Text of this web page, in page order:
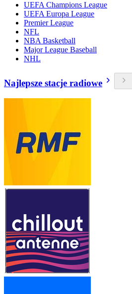
UEFA Champions League
UEFA Europa League
Premier League
NFL
NBA Basketball
Major League Baseball
NHL
Najlepsze stacje radiowe